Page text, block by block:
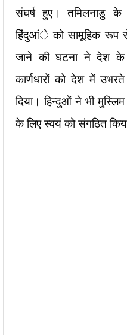
संघर्ष हुए। तमिलनाडु के
हिंदुआंे को सामूहिक रूप से
जाने की घटना ने देश के
कार्णधारों को देश में
दिया। हिन्दुओं ने भी
के लिए स्वयं को संगठित